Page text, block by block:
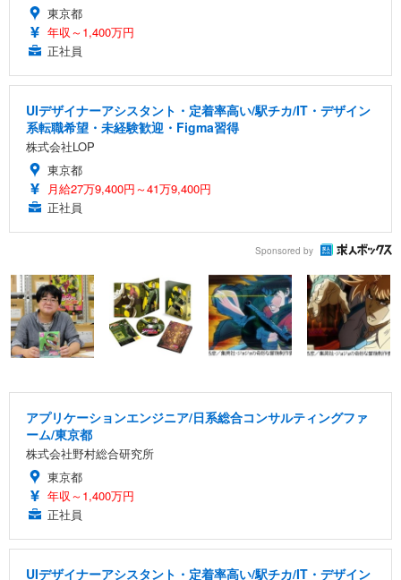
東京都
年収～1,400万円
正社員
UIデザイナーアシスタント・定着率高い/駅チカ/IT・デザイン
系転職希望・未経験歓迎・Figma習得
株式会社LOP
東京都
月給27万9,400円～41万9,400円
正社員
Sponsored by
アプリケーションエンジニア/日系総合コンサルティングファ
ーム/東京都
株式会社野村総合研究所
東京都
年収～1,400万円
正社員
UIデザイナーアシスタント・定着率高い/駅チカ/IT・デザイン